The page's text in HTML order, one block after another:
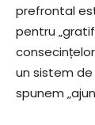
prefrontal
pentru
un sistem
spunem